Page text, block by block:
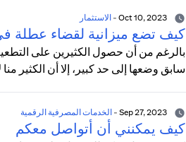
Oct 10, 2023
-الاستثمار
كيف تضع ميزانية لقضاء عطلة
سابق وضعها إلى حد كبير، إلا أن الكثير
Sep 27, 2023
-الخدمات المصرفية الرقمية
كيف يمكنني أن أتواصل معكم